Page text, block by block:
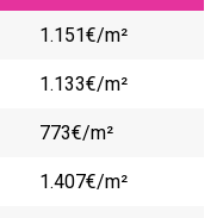
1.151€/m²
1.133€/m²
773€/m²
1.407€/m²